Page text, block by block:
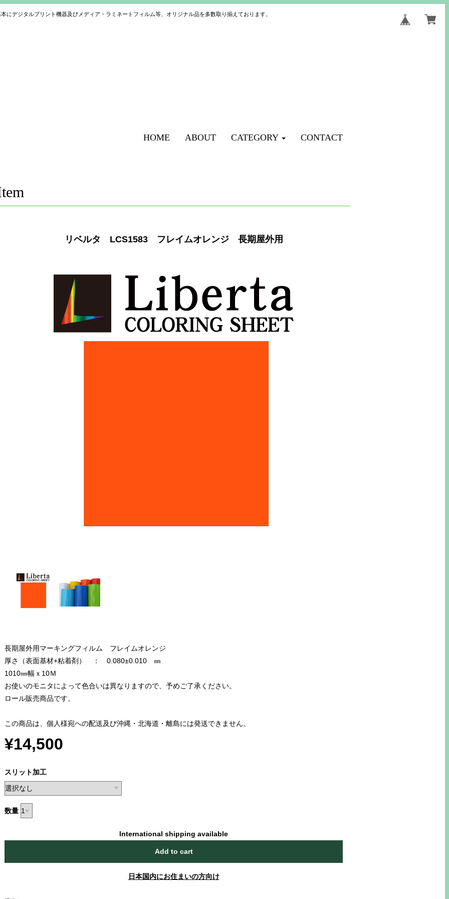
にデジタルプリント機器及びメディア・ラミネートフィルム等、オリジナル品を多数取り揃えております。
HOME ABOUT CATEGORY CONTACT
リベルタ LCS1583 フレイムオレンジ 長期屋外用
長期屋外用マーキングフィルム フレイムオレンジ
厚さ（表面基材+粘着剤） ： 0.080±0.010 ㎜
1010㎜幅ｘ10Ｍ
お使いのモニタによって色合いは異なりますので、予めご了承ください。
ロール販売商品です。
この商品は、個人様宛への配送及び沖縄・北海道・離島には発送できません。
¥14,500
スリット加工
数量
International shipping available
Add to cart
日本国内にお住まいの方向け